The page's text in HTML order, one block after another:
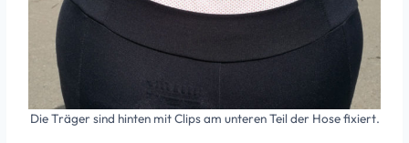
Die Träger sind hinten mit Clips am unteren Teil der Hose fixiert.